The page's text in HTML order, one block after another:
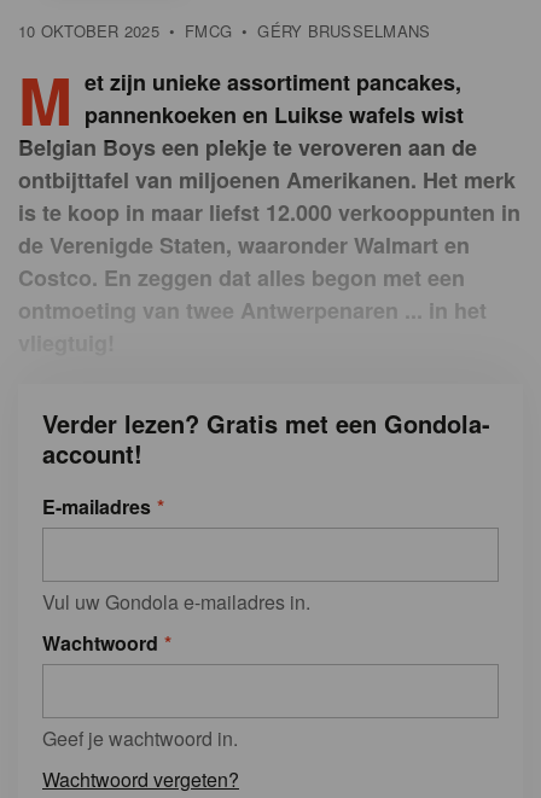
10 OKTOBER 2025 • FMCG • GÉRY BRUSSELMANS
M et zijn unieke assortiment pancakes,
pannenkoeken en Luikse wafels wist
Belgian Boys een plekje te veroveren aan de
ontbijttafel van miljoenen Amerikanen. Het merk
is te koop in maar liefst 12.000 verkooppunten in
de Verenigde Staten, waaronder Walmart en
Costco. En zeggen dat alles begon met een
ontmoeting van twee Antwerpenaren ... in het
Verder lezen? Gratis met een Gondola-
account!
E-mailadres
Vul uw Gondola e-mailadres in.
Wachtwoord
Geef je wachtwoord in.
Wachtwoord vergeten?